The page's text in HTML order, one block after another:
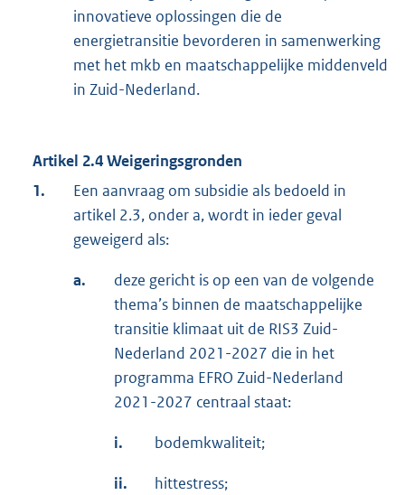
innovatieve oplossingen die de
energietransitie bevorderen in samenwerking
met het mkb en maatschappelijke middenveld
in Zuid-Nederland.
Artikel 2.4 Weigeringsgronden
1.
Een aanvraag om subsidie als bedoeld in
artikel 2.3, onder a, wordt in ieder geval
geweigerd als:
a.
deze gericht is op een van de volgende
thema’s binnen de maatschappelijke
transitie klimaat uit de RIS3 Zuid-
Nederland 2021-2027 die in het
programma EFRO Zuid-Nederland
2021-2027 centraal staat:
i. bodemkwaliteit;
ii. hittestress;